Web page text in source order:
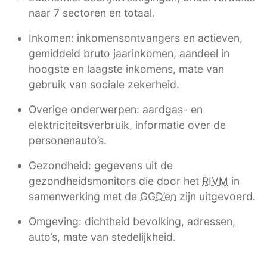
naar 7 sectoren en totaal.
Inkomen: inkomensontvangers en actieven,
gemiddeld bruto jaarinkomen, aandeel in
hoogste en laagste inkomens, mate van
gebruik van sociale zekerheid.
Overige onderwerpen: aardgas- en
elektriciteitsverbruik, informatie over de
personenauto’s.
Gezondheid: gegevens uit de
gezondheidsmonitors die door het RIVM in
samenwerking met de GGD’en zijn uitgevoerd.
Omgeving: dichtheid bevolking, adressen,
auto’s, mate van stedelijkheid.